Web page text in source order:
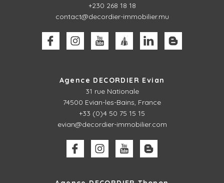
+230 268 18 18
contact@decordier-immobilier.mu
Agence DECORDIER Evian
31 rue Nationale
74500 Evian-les-Bains, France
+33 (0)4 50 75 15 15
evian@decordier-immobilier.com